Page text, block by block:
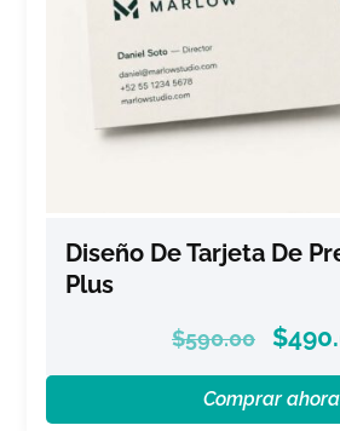
Diseño De Tarjeta De
Plus
$590.00 $
Comprar ahora